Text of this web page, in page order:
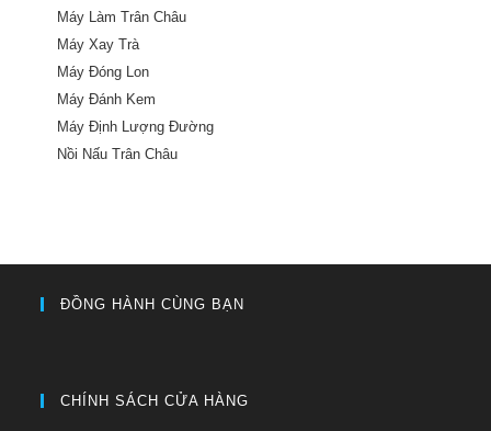
Máy Làm Trân Châu
Máy Xay Trà
Máy Đóng Lon
Máy Đánh Kem
Máy Định Lượng Đường
Nồi Nấu Trân Châu
ĐỒNG HÀNH CÙNG BẠN
CHÍNH SÁCH CỬA HÀNG